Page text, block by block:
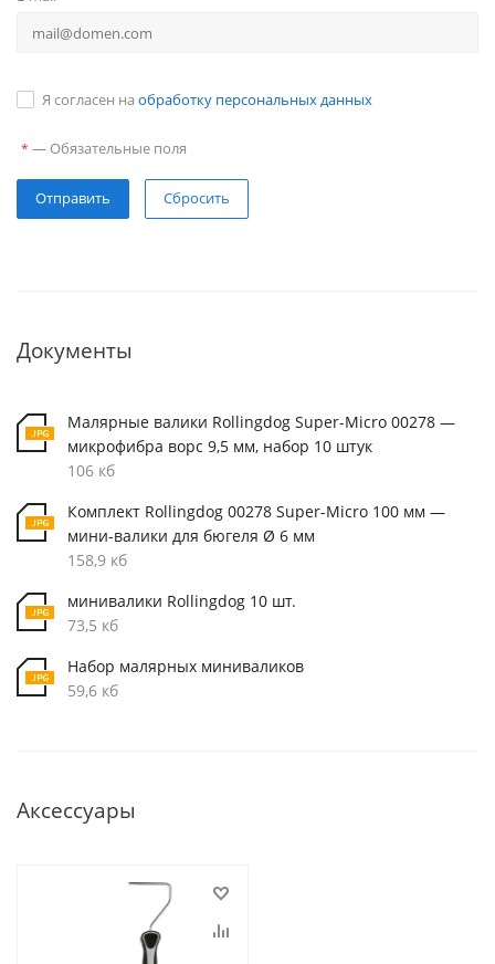
Я согласен на обработку персональных данных
* — Обязательные поля
Сбросить
Документы
Малярные валики Rollingdog Super-Micro 00278 —
микрофибра ворс 9,5 мм, набор 10 штук
106 кб
Комплект Rollingdog 00278 Super-Micro 100 мм —
мини-валики для бюгеля Ø 6 мм
158,9 кб
минивалики Rollingdog 10 шт.
73,5 кб
Набор малярных миниваликов
59,6 кб
Аксессуары